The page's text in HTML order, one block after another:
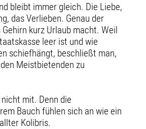
bleibt immer gleich. Die Liebe,
das Verlieben. Genau der
kurz Urlaub macht. Weil
leer ist und wie
schiefhängt, beschließt man,
Meistbietenden zu
mit. Denn die
Bauch fühlen sich an wie ein
Kolibris.